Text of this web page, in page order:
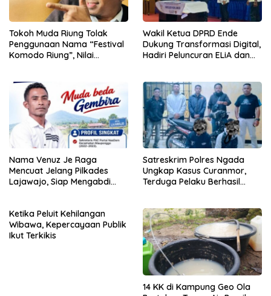
Tokoh Muda Riung Tolak
Penggunaan Nama “Festival
Komodo Riung”, Nilai
Wakil Ketua DPRD Ende
Dukung Transformasi Digital,
Hadiri Peluncuran ELiA dan
Nama Venuz Je Raga
Mencuat Jelang Pilkades
Lajawajo, Siap Mengabdi
Satreskrim Polres Ngada
Ungkap Kasus Curanmor,
Terduga Pelaku Berhasil
Ketika Peluit Kehilangan
Wibawa, Kepercayaan Publik
Ikut Terkikis
14 KK di Kampung Geo Ola